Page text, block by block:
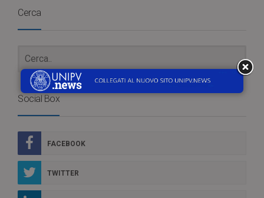
Cerca
Social Box
FACEBOOK
TWITTER